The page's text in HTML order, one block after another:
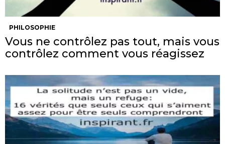
PHILOSOPHIE
Vous ne contrôlez pas tout, mais vous
contrôlez comment vous réagissez